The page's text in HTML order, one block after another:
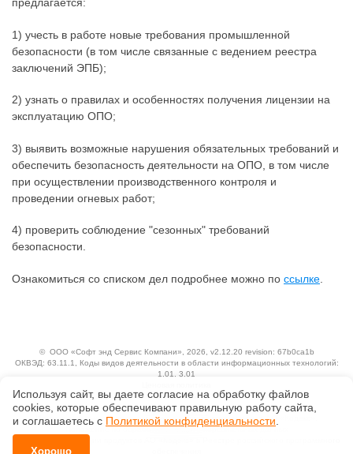
1) учесть в работе новые требования промышленной
безопасности (в том числе связанные с ведением реестра
заключений ЭПБ);
2) узнать о правилах и особенностях получения лицензии на
эксплуатацию ОПО;
3) выявить возможные нарушения обязательных требований и
обеспечить безопасность деятельности на ОПО, в том числе
при осуществлении производственного контроля и
проведении огневых работ;
4) проверить соблюдение "сезонных" требований
безопасности.
Ознакомиться со списком дел подробнее можно по ссылке
© ООО «Софт энд Сервис Компани» , 2026, v2.12.20 revision: 67b0ca1b
ОКВЭД: 63.11.1, Коды видов деятельности в области информационных технологий:
1.01, 3.01
Технологии
Исключительные авторские и смежные права принадлежат АО «Кодекс».
Положение по обработке и защите персональных данных
Используя сайт, вы даете согласие на обработку файлов
сооkiеs, которые обеспечивают правильную работу сайта,
и соглашаетесь с Политикой конфиденциальности
Хорошо